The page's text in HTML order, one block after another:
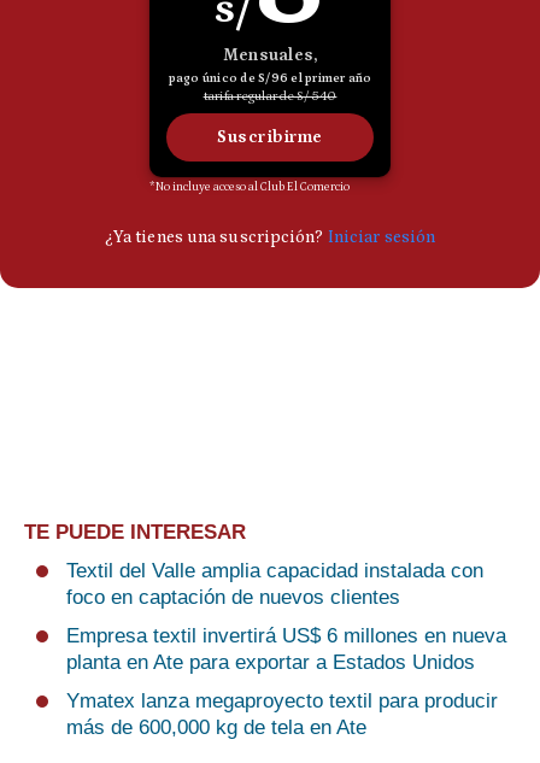
TE PUEDE INTERESAR
Textil del Valle amplia capacidad instalada con
foco en captación de nuevos clientes
Empresa textil invertirá US$ 6 millones en nueva
planta en Ate para exportar a Estados Unidos
Ymatex lanza megaproyecto textil para producir
más de 600,000 kg de tela en Ate